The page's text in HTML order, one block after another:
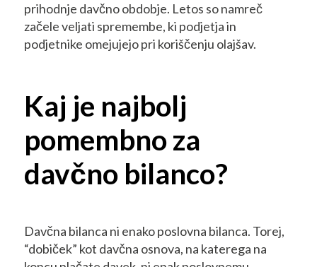
prihodnje davčno obdobje. Letos so namreč
začele veljati spremembe, ki podjetja in
podjetnike omejujejo pri koriščenju olajšav.
Kaj je najbolj
pomembno za
davčno bilanco?
Davčna bilanca ni enako poslovna bilanca. Torej,
“dobiček” kot davčna osnova, na katerega na